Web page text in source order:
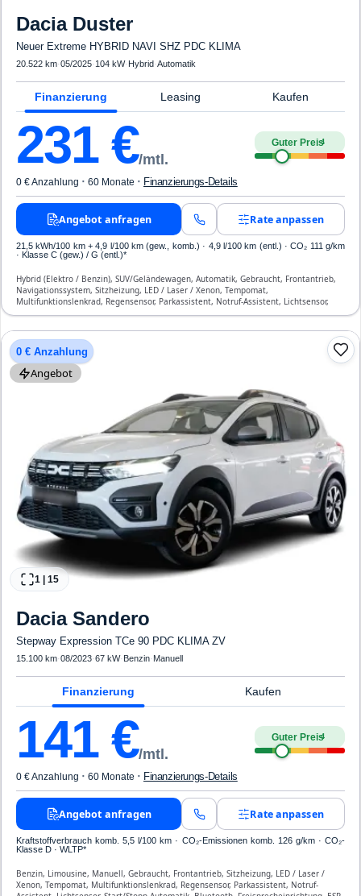
Dacia Duster
Neuer Extreme HYBRID NAVI SHZ PDC KLIMA
20.522 km·05/2025· 104 kW· Hybrid·Automatik
Finanzierung Leasing Kaufen
231€/mtl.
Guter Preis4
0 € Anzahlung · 60 Monate · Finanzierungs-Details
Angebot anfragen Rate anpassen
21,5 kWh/100 km + 4,9 l/100 km (gew., komb.) · 4,9 l/100 km (entl.) · CO₂ 111 g/km
· Klasse C (gew.) / G (entl.)*
Hybrid (Elektro / Benzin), SUV/Geländewagen, Automatik, Gebraucht, Frontantrieb,
Navigationssystem, Sitzheizung, LED / Laser / Xenon, Tempomat,
Multifunktionslenkrad, Regensensor, Parkassistent, Notruf-Assistent, Lichtsensor,
Start/Stopp-Automatik, Bluetooth, Freisprecheinrichtung, Verkehrszeichen-
0 € Anzahlung
Angebot
1 15
Dacia Sandero
Stepway Expression TCe 90 PDC KLIMA ZV
15.100 km·08/2023·67 kW· Benzin· Manuell
Finanzierung Kaufen
141€/mtl.
Guter Preis4
0 € Anzahlung · 60 Monate · Finanzierungs-Details
Angebot anfragen Rate anpassen
Kraftstoffverbrauch komb. 5,5 l/100 km · CO₂-Emissionen komb. 126 g/km · CO₂-
Klasse D · WLTP*
Benzin, Limousine, Manuell, Gebraucht, Frontantrieb, Sitzheizung, LED / Laser /
Xenon, Tempomat, Multifunktionslenkrad, Regensensor, Parkassistent, Notruf-